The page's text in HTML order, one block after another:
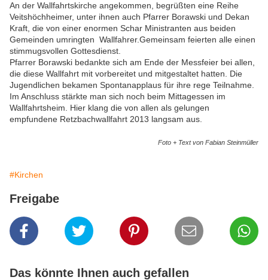
An der Wallfahrtskirche angekommen, begrüßten eine Reihe
Veitshöchheimer, unter ihnen auch Pfarrer Borawski und Dekan
Kraft, die von einer enormen Schar Ministranten aus beiden
Gemeinden umringten Wallfahrer.Gemeinsam feierten alle einen
stimmugsvollen Gottesdienst.
Pfarrer Borawski bedankte sich am Ende der Messfeier bei allen,
die diese Wallfahrt mit vorbereitet und mitgestaltet hatten. Die
Jugendlichen bekamen Spontanapplaus für ihre rege Teilnahme.
Im Anschluss stärkte man sich noch beim Mittagessen im
Wallfahrtsheim. Hier klang die von allen als gelungen
empfundene Retzbachwallfahrt 2013 langsam aus.
Foto + Text von Fabian Steinmüller
#Kirchen
Freigabe
Das könnte Ihnen auch gefallen